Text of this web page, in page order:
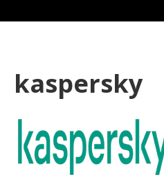
kaspersky